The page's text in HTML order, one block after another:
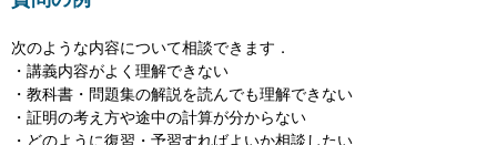
次のような内容について相談できます．
・講義内容がよく理解できない
・教科書・問題集の解説を読んでも理解できない
・証明の考え方や途中の計算が分からない
・どのように復習・予習すればよいか相談したい